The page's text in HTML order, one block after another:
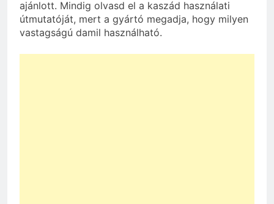
ajánlott. Mindig olvasd el a kaszád használati
útmutatóját, mert a gyártó megadja, hogy milyen
vastagságú damil használható.